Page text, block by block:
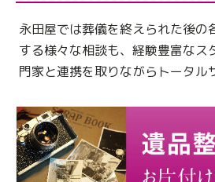
永田屋では葬儀を終えられた後の
する様々な相談も、 経験豊富なス
門家と連携を取りながらトータル